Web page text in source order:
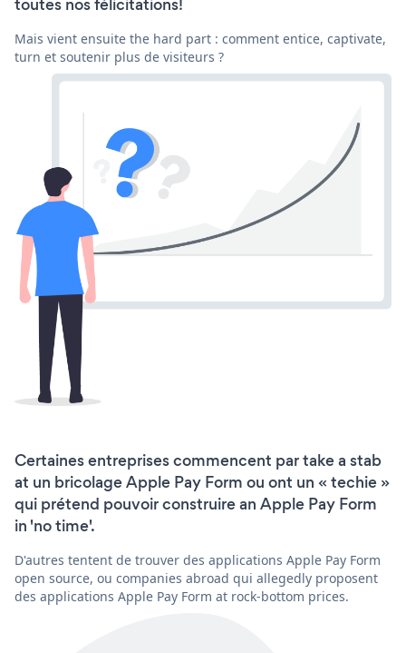
Mais vient ensuite the hard part : comment entice, captivate,
turn et soutenir plus de visiteurs ?
Certaines entreprises commencent par take a stab
at un bricolage Apple Pay Form ou ont un « techie »
qui prétend pouvoir construire an Apple Pay Form
in 'no time'.
D'autres tentent de trouver des applications Apple Pay Form
open source, ou companies abroad qui allegedly proposent
des applications Apple Pay Form at rock-bottom prices.